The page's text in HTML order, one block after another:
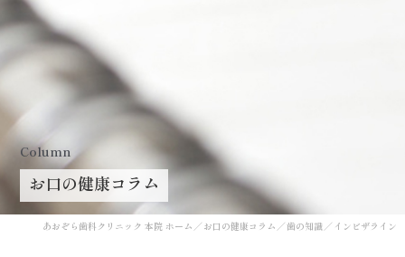
Column
お口の健康コラム
あおぞら歯科クリニック 本院 ホーム お口の健康コラム 歯の知識 インビザライン